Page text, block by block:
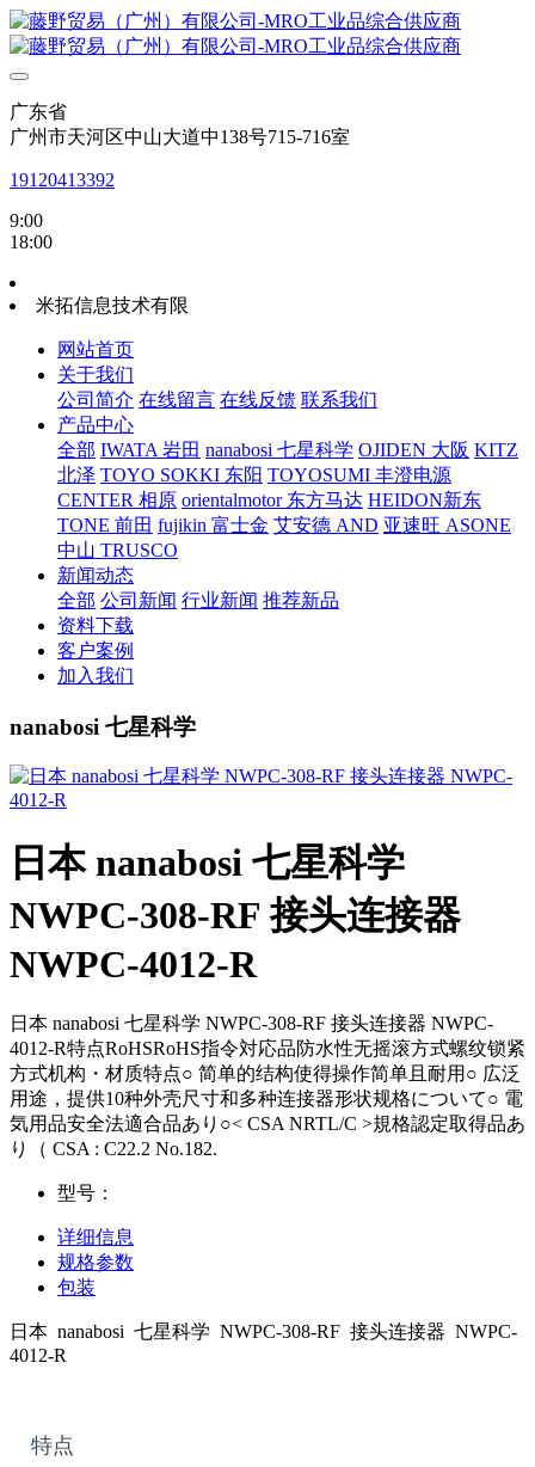
广东省
广州市天河区中山大道中138号715-716室
19120413392
9:00
18:00
米拓信息技术有限
网站首页
关于我们
公司简介 在线留言 在线反馈 联系我们
产品中心
全部 IWATA 岩田 nanabosi 七星科学 OJIDEN 大阪 KITZ
北泽 TOYO SOKKI 东阳 TOYOSUMI 丰澄电源
CENTER 相原 orientalmotor 东方马达 HEIDON新东
TONE 前田 fujikin 富士金 艾安德 AND 亚速旺 ASONE
中山 TRUSCO
新闻动态
全部 公司新闻 行业新闻 推荐新品
资料下载
客户案例
加入我们
nanabosi 七星科学
日本 nanabosi 七星科学
NWPC-308-RF 接头连接器
NWPC-4012-R
日本 nanabosi 七星科学 NWPC-308-RF 接头连接器 NWPC-
4012-R特点RoHSRoHS指令対応品防水性无摇滚方式螺纹锁紧
方式机构・材质特点○ 简单的结构使得操作简单且耐用○ 広泛
用途，提供10种外壳尺寸和多种连接器形状规格について○ 電
気用品安全法適合品あり○< CSA NRTL/C >規格認定取得品あ
り（ CSA : C22.2 No.182.
型号：
详细信息
规格参数
包装
日本 nanabosi 七星科学 NWPC-308-RF 接头连接器 NWPC-
4012-R
特点